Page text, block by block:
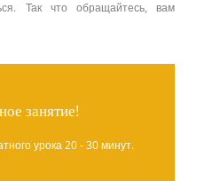
Так что обращайтесь, вам
занятие!
урока 20 - 30 минут.